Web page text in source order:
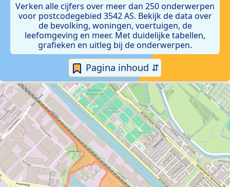
Verken alle cijfers over meer dan 250 onderwerpen
voor postcodegebied 3542 AS. Bekijk de data over
de bevolking, woningen, voertuigen, de
leefomgeving en meer. Met duidelijke tabellen,
grafieken en uitleg bij de onderwerpen.
Pagina inhoud ⇵